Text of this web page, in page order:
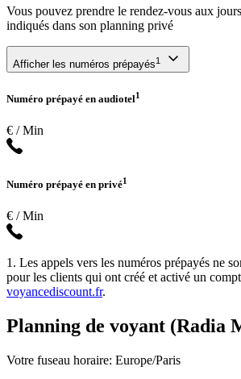
Vous pouvez prendre le rendez-vous aux
indiqués dans son planning privé
Afficher les numéros prépayés1
Numéro prépayé en audiotel1
€ / Min
Numéro prépayé en privé1
€ / Min
1. Les appels vers les numéros prépayés ne
pour les clients qui ont créé et activé un
voyancediscount.fr.
Planning de voyant (Radia
Votre fuseau horaire: Europe/Paris